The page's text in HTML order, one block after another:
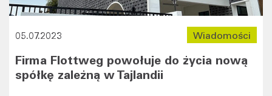
Wiadomości
05.07.2023
Firma Flottweg powołuje do życia nową
spółkę zależną w Tajlandii